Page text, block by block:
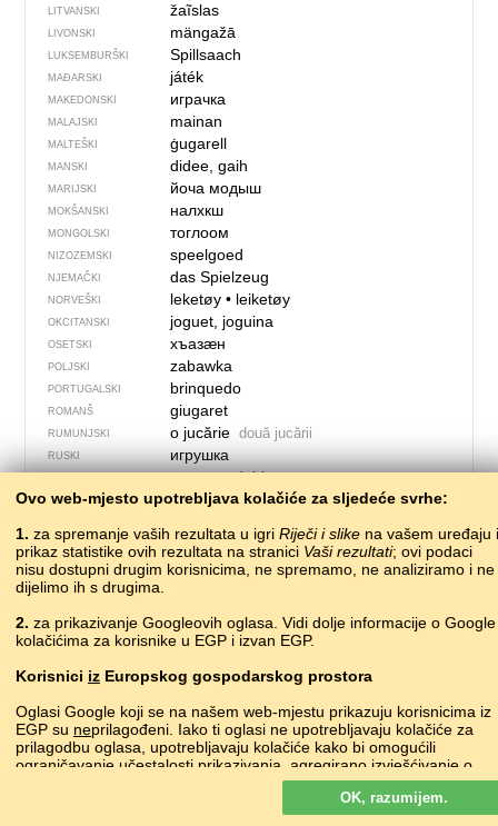
LITVANSKI žaĩslas
LIVONSKI mängažā
LUKSEMBURŠKI Spillsaach
MAĐARSKI játék
MAKEDONSKI играчка
MALAJSKI mainan
MALTEŠKI ġugarell
MANSKI didee, gaih
MARIJSKI йоча модыш
MOKŠANSKI налхкш
MONGOLSKI тоглоом
NIZOZEMSKI speelgoed
NJEMAČKI das Spielzeug
NORVEŠKI leketøy• leiketøy
OKCITANSKI joguet, joguina
OSETSKI хъазӕн
POLJSKI zabawka
PORTUGALSKI brinquedo
ROMANŠ giugaret
RUMUNJSKI o jucărie două jucării
RUSKI игрушка
stoagus, duhkoras
ŠKOTSKI GAELSKI cluicheag
SLOVENSKI igrača
ŠPANJOLSKI juguete
SRPSKI
TADŽIČKI бозича
TATARSKI уенчык•uyınçıq
oyuncak
UDMURTSKI шудон
UKRAJINSKI іграшка
Ovo web-mjesto upotrebljava kolačiće za sljedeće svrhe:
1. za spremanje vaših rezultata u igri Riječi i slike na vašem uređaju i
prikaz statistike ovih rezultata na stranici Vaši rezultati; ovi podaci
nisu dostupni drugim korisnicima, ne spremamo, ne analiziramo i ne
dijelimo ih s drugima.
2. za prikazivanje Googleovih oglasa. Vidi dolje informacije o Google
kolačićima za korisnike u EGP i izvan EGP.
Korisnici iz Europskog gospodarskog prostora
Oglasi Google koji se na našem web-mjestu prikazuju korisnicima iz
EGP su neprilagođeni. Iako ti oglasi ne upotrebljavaju kolačiće za
prilagodbu oglasa, upotrebljavaju kolačiće kako bi omogućili
ograničavanje učestalosti prikazivanja, agregirano izvješćivanje o
oglasima i za borbu protiv prevara i zloupotrebe.
OK, razumijem.